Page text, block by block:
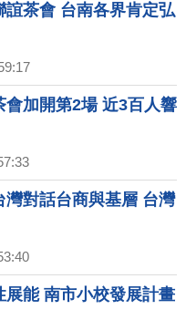
誼茶會 台南各界肯定弘
會加開第2場 近3百人響
灣對話台商與基層 台灣
展能 南市小校發展計畫